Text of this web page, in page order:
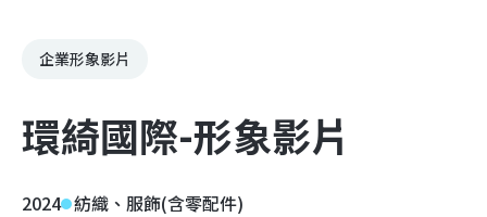
企業形象影片
環綺國際-形象影片
2024 紡織、服飾(含零配件)